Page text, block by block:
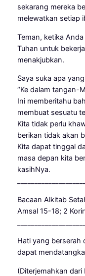
sekarang mereka
melewatkan setiap
Teman, ketika
Tuhan untuk
menakjubkan.
Saya suka apa
“Ke dalam tangan-
Ini memberitahu
membuat sesuatu
Kita tidak perlu
berikan tidak akan
Kita dapat tinggal
masa depan kita
kasihNya.
Bacaan Alkitab
Amsal 15-18; 2
Hati yang berserah
dapat
(Diterjemahkan